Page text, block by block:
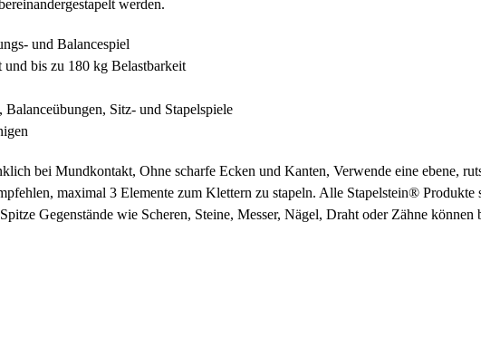
werden.
und Balancespiel
bis zu 180 kg Belastbarkeit
Sitz- und Stapelspiele
bei Mundkontakt, Ohne scharfe Ecken und Kanten, Verwende eine ebene,
maximal 3 Elemente zum Klettern zu stapeln. Alle Stapelstein®
Gegenstände wie Scheren, Steine, Messer, Nägel, Draht oder Zähne